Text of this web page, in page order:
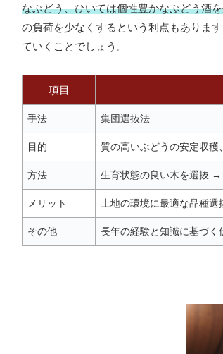
なぶどう、ひいては個性豊かなぶどう酒
の負荷を少なくするという利点もありま
ていくことでしょう。
項目
手法 集団選抜法
目的 質の高いぶどうの安定収
方法 生育状態の良い木を選抜
メリット 土地の環境に最適な品種
その他 長年の経験と知識に基づく